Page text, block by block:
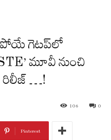
గెట‌ప్‌లో
మూవీ నుంచి
రిలీజ్ …!
0
106
Pinterest